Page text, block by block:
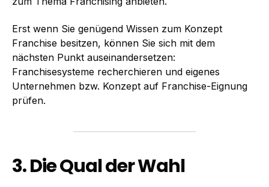
Erst wenn Sie genügend Wissen zum Konzept
Franchise besitzen, können Sie sich mit dem
nächsten Punkt auseinandersetzen:
Franchisesysteme recherchieren und eigenes
Unternehmen bzw. Konzept auf Franchise-Eignung
prüfen.
3. Die Qual der Wahl